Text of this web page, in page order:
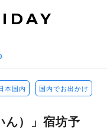
本国内 国内でお出かけ
ん）」宿坊予